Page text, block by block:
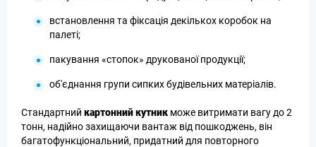
встановлення та фіксація декількох коробок на
палеті;
пакування «стопок» друкованої продукції;
об'єднання групи сипких будівельних матеріалів.
Стандартний картонний кутник може витримати вагу до 2
тонн, надійно захищаючи вантаж від пошкоджень, він
багатофункціональний, придатний для повторного